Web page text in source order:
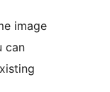
image
can